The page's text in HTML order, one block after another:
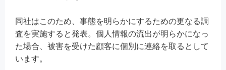
同社はこのため、事態を明らかにするための更なる調
査を実施すると発表。個人情報の流出が明らかになっ
た場合、被害を受けた顧客に個別に連絡を取るとして
います。